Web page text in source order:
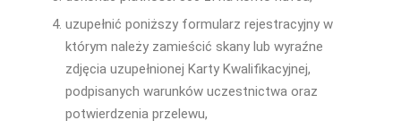
uzupełnić poniższy formularz rejestracyjny w
którym należy zamieścić skany lub wyraźne
zdjęcia uzupełnionej Karty Kwalifikacyjnej,
podpisanych warunków uczestnictwa oraz
potwierdzenia przelewu,